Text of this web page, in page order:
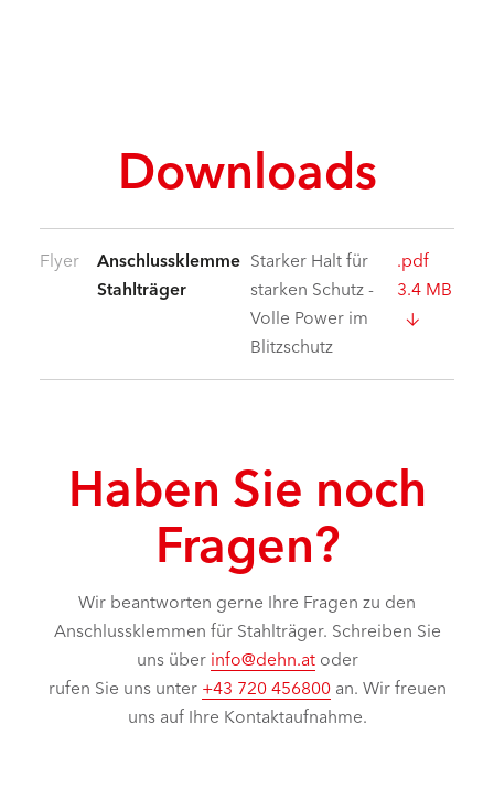
Downloads
Flyer
Anschlussklemme
Stahlträger
Starker Halt für
starken Schutz -
Volle Power im
Blitzschutz
.pdf
3.4 MB
Haben Sie noch
Fragen?
Wir beantworten gerne Ihre Fragen zu den
Anschlussklemmen für Stahlträger. Schreiben Sie
uns über info@dehn.atoder
rufen Sie uns unter +43 720 456800an. Wir freuen
uns auf Ihre Kontaktaufnahme.